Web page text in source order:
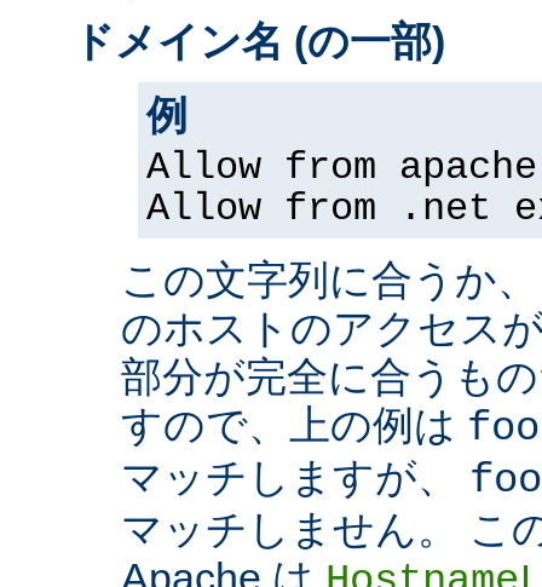
ドメイン名 (の一部)
例
Allow from
Allow from .net
この文字列に合うか
のホストのアクセス
部分が完全に合うも
すので、上の例は
マッチしますが、
マッチしません。 こ
Apache は